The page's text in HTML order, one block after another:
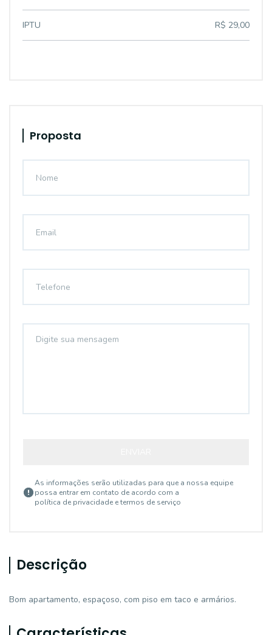
IPTU R$ 29,00
Proposta
As informações serão utilizadas para que a nossa equipe
possa entrar em contato de acordo com a
política de privacidade e termos de serviço
Descrição
Bom apartamento, espaçoso, com piso em taco e armários.